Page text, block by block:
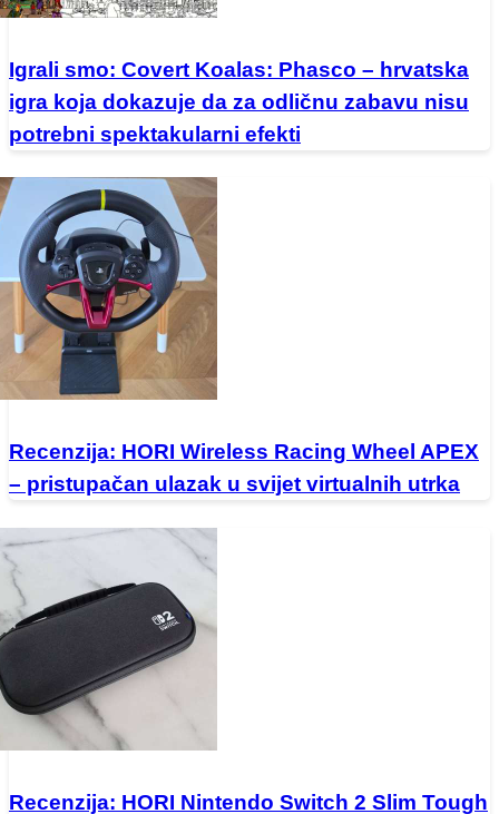
Igrali smo: Covert Koalas: Phasco – hrvatska
igra koja dokazuje da za odličnu zabavu nisu
potrebni spektakularni efekti
Recenzija: HORI Wireless Racing Wheel APEX
– pristupačan ulazak u svijet virtualnih utrka
Recenzija: HORI Nintendo Switch 2 Slim Tough